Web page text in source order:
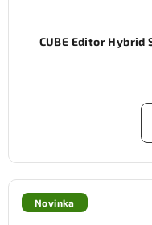
CUBE Editor Hybrid
Novinka